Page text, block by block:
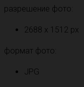
разрешение фото:
2688 x 1512 px
формат фото:
JPG